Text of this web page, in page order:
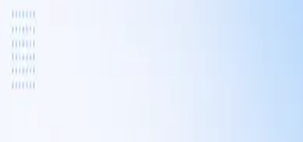
الخاصة بك باستخدام تفاعلات حقيقية. تساعد